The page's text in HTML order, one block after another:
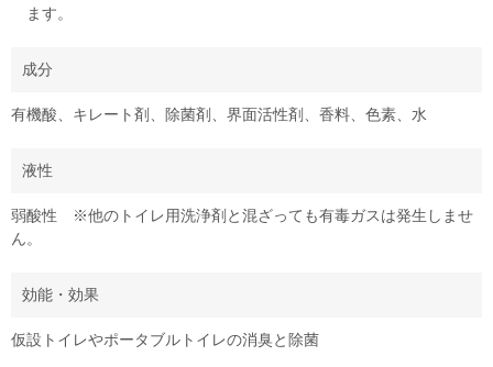
ます。
成分
有機酸、キレート剤、除菌剤、界面活性剤、香料、色素、水
液性
弱酸性 ※他のトイレ用洗浄剤と混ざっても有毒ガスは発生しませ
ん。
効能・効果
仮設トイレやポータブルトイレの消臭と除菌